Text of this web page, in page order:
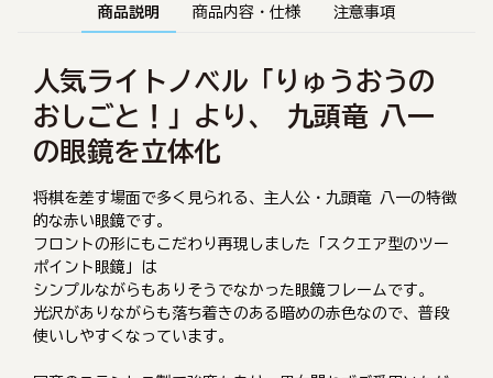
商品説明 商品内容・仕様 注意事項
人気ライトノベル「りゅうおうの
おしごと！」より、 九頭竜 八一
の眼鏡を立体化
将棋を差す場面で多く見られる、主人公・九頭竜 八一の特徴
的な赤い眼鏡です。
フロントの形にもこだわり再現しました「スクエア型のツー
ポイント眼鏡」は
シンプルながらもありそうでなかった眼鏡フレームです。
光沢がありながらも落ち着きのある暗めの赤色なので、普段
使いしやすくなっています。